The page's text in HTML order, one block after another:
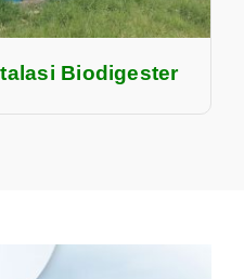
Biodigester